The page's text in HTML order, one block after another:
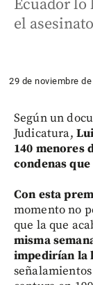
Ecuador lo
el
29 de noviembre de
Según un
Judicatura,
140 menores
condenas
Con esta
momento no
que la que
misma
impedirían la